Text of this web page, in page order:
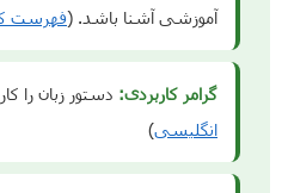
آموزشی آشنا باشد. (فهرست
گرامر کاربردی: دستور زبان را
انگلیسی)